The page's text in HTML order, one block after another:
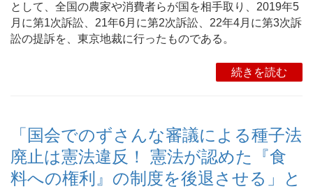
として、全国の農家や消費者らが国を相手取り、2019年5
月に第1次訴訟、21年6月に第2次訴訟、22年4月に第3次訴
訟の提訴を、東京地裁に行ったものである。
続きを読む
「国会でのずさんな審議による種子法
廃止は憲法違反！ 憲法が認めた『食
料への権利』の制度を後退させる」と